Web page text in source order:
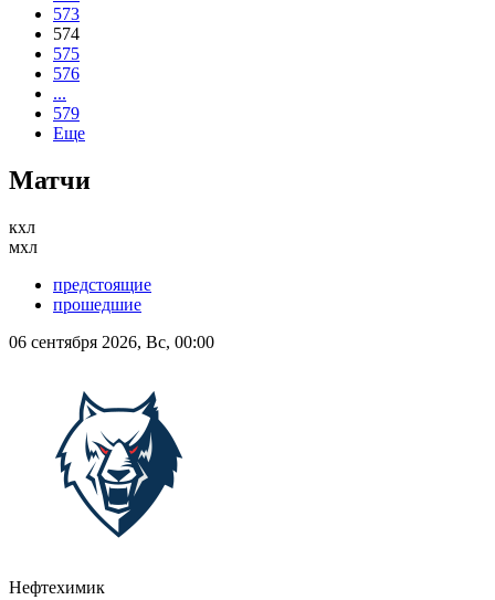
573
574
575
576
...
579
Еще
Матчи
кхл
мхл
предстоящие
прошедшие
06 сентября 2026, Вс, 00:00
Нефтехимик